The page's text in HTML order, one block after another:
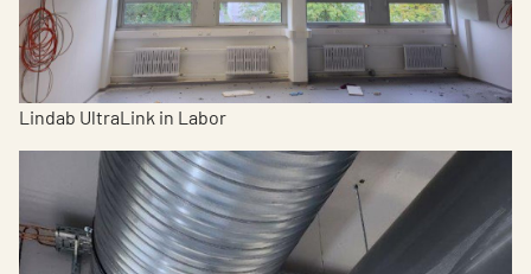
Lindab UltraLink in Labor